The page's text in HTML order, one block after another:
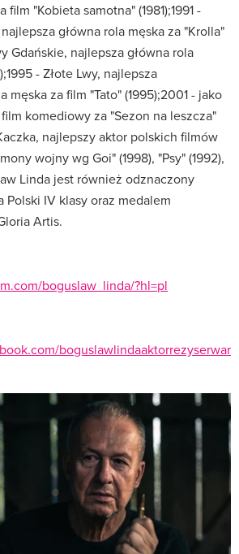
film "Kobieta samotna" (1981);1991 -
główna rola męska za "Krolla"
Gdańskie, najlepsza główna rola
- Złote Lwy, najlepsza
męska za film "Tato" (1995);2001 - jako
komediowy za "Sezon na leszcza"
najlepszy aktor polskich filmów
wojny wg Goi" (1998), "Psy" (1992),
Linda jest również odznaczony
Polski IV klasy oraz medalem
Artis.
boguslaw_linda/?hl=pl